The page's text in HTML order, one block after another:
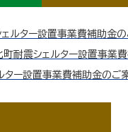
ルター設置事業費補助金
町耐震シェルター設置事業
ター設置事業費補助金のご